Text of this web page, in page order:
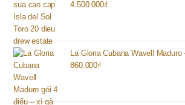
4.500.000₫
La Gloria Cubana Wavell
860.000₫